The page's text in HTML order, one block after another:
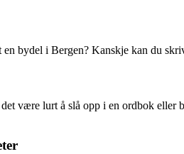
bydel i Bergen? Kanskje kan du
være lurt å slå opp i en ordbok